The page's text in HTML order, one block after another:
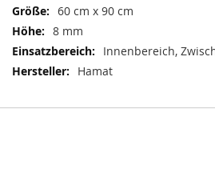
60 cm x 90 cm
8 mm
Innenbereich,
Hamat